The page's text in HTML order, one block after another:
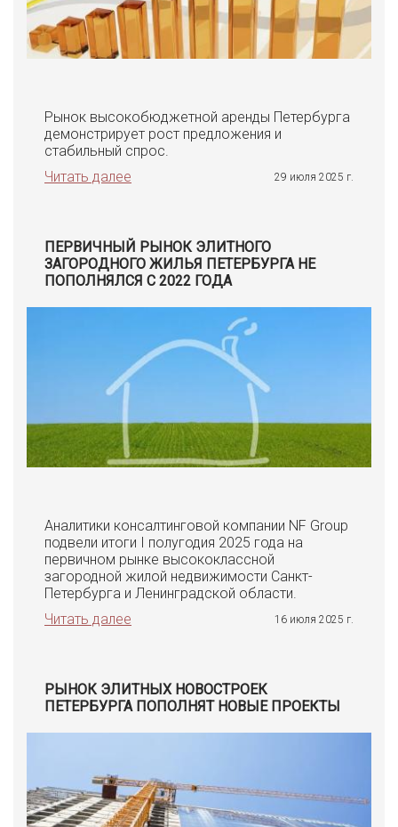
Рынок высокобюджетной аренды Петербурга
демонстрирует рост предложения и
стабильный спрос.
Читать далее
29 июля 2025 г.
ПЕРВИЧНЫЙ РЫНОК ЭЛИТНОГО
ЗАГОРОДНОГО ЖИЛЬЯ ПЕТЕРБУРГА НЕ
ПОПОЛНЯЛСЯ С 2022 ГОДА
Аналитики консалтинговой компании NF Group
подвели итоги I полугодия 2025 года на
первичном рынке высококлассной
загородной жилой недвижимости Санкт-
Петербурга и Ленинградской области.
Читать далее
16 июля 2025 г.
РЫНОК ЭЛИТНЫХ НОВОСТРОЕК
ПЕТЕРБУРГА ПОПОЛНЯТ НОВЫЕ ПРОЕКТЫ